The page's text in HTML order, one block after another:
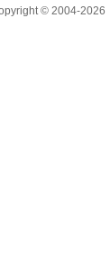
© 2004-2026